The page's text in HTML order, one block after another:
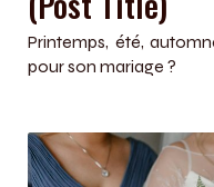
Printemps, été,
pour son mariage ?